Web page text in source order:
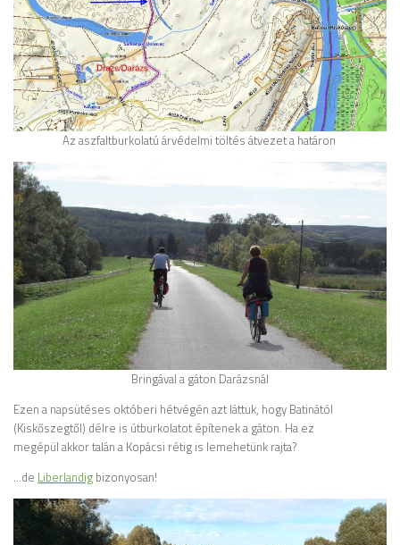
Az aszfaltburkolatú árvédelmi töltés átvezet a határon
Bringával a gáton Darázsnál
Ezen a napsütéses októberi hétvégén azt láttuk, hogy Batinától
(Kiskőszegtől) délre is útburkolatot építenek a gáton. Ha ez
megépül akkor talán a Kopácsi rétig is lemehetünk rajta?
…de Liberlandig bizonyosan!